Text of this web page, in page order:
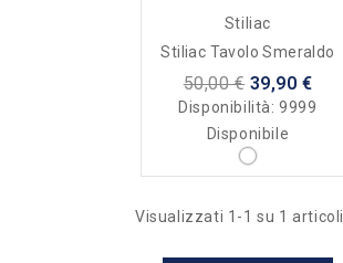
Stiliac
Stiliac Tavolo Smeraldo
50,00 € 39,90 €
Disponibilità:9999
Disponibile
Visualizzati 1-1 su 1 articoli